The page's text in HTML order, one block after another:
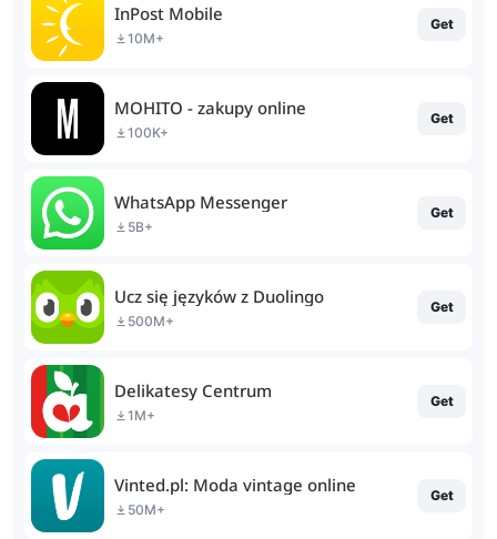
InPost Mobile
10M+
Get
MOHITO - zakupy online
100K+
Get
WhatsApp Messenger
5B+
Get
Ucz się języków z Duolingo
500M+
Get
Delikatesy Centrum
1M+
Get
Vinted.pl: Moda vintage online
50M+
Get